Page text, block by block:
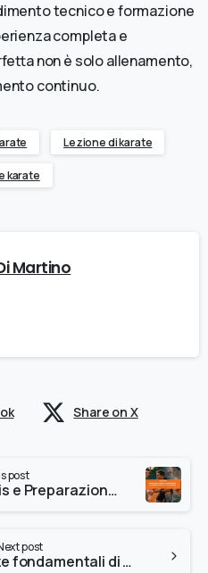
tecnico e formazione
completa e
non è solo allenamento,
continuo.
Lezione di karate
karate
Martino
Share on X
post
“Istruttore di Tennis e Preparazione alla Competizione: Oltre la Tecnica”
post
“Le competenze fondamentali di un istruttore di tennis tavolo moderno”